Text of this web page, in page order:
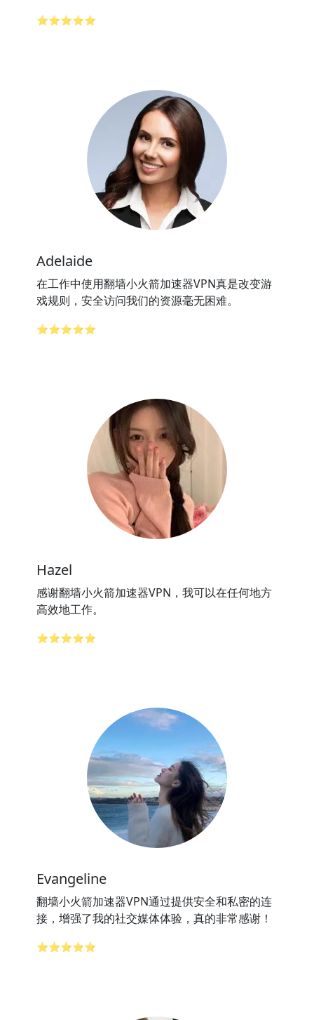
⭐⭐⭐⭐⭐
Adelaide
在工作中使用翻墙小火箭加速器VPN真是改变游
戏规则，安全访问我们的资源毫无困难。
⭐⭐⭐⭐⭐
Hazel
感谢翻墙小火箭加速器VPN，我可以在任何地方
高效地工作。
⭐⭐⭐⭐⭐
Evangeline
翻墙小火箭加速器VPN通过提供安全和私密的连
接，增强了我的社交媒体体验，真的非常感谢！
⭐⭐⭐⭐⭐